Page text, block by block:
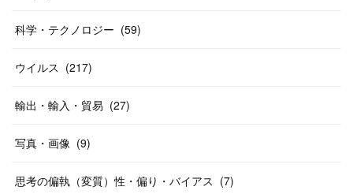
科学・テクノロジー (59)
ウイルス (217)
輸出・輸入・貿易 (27)
写真・画像 (9)
思考の偏執（変質）性・偏り・バイアス (7)